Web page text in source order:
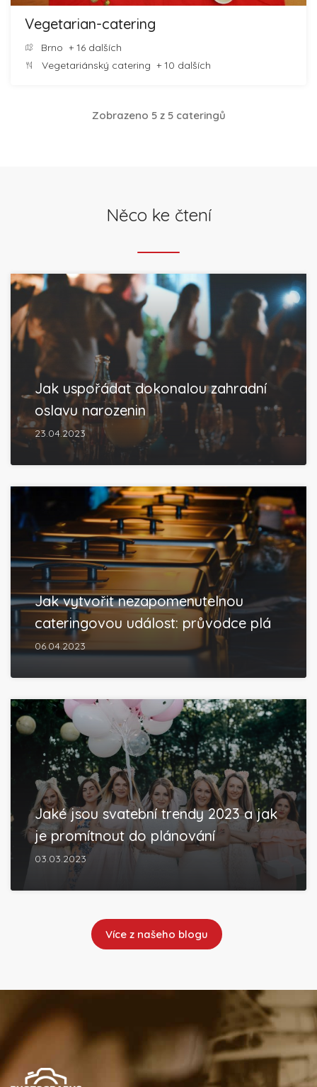
Vegetarian-catering
Brno + 16 dalších
Vegetariánský catering + 10 dalších
Zobrazeno 5 z 5 cateringů
Něco ke čtení
Jak uspořádat dokonalou zahradní
oslavu narozenin
23.04.2023
Jak vytvořit nezapomenutelnou
cateringovou událost: průvodce plá
06.04.2023
Jaké jsou svatební trendy 2023 a jak
je promítnout do plánování
03.03.2023
Více z našeho blogu